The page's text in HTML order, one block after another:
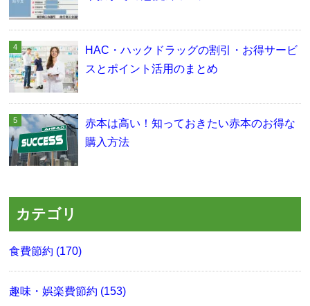
HAC・ハックドラッグの割引・お得サービ
スとポイント活用のまとめ
赤本は高い！知っておきたい赤本のお得な
購入方法
カテゴリ
食費節約 (170)
趣味・娯楽費節約 (153)